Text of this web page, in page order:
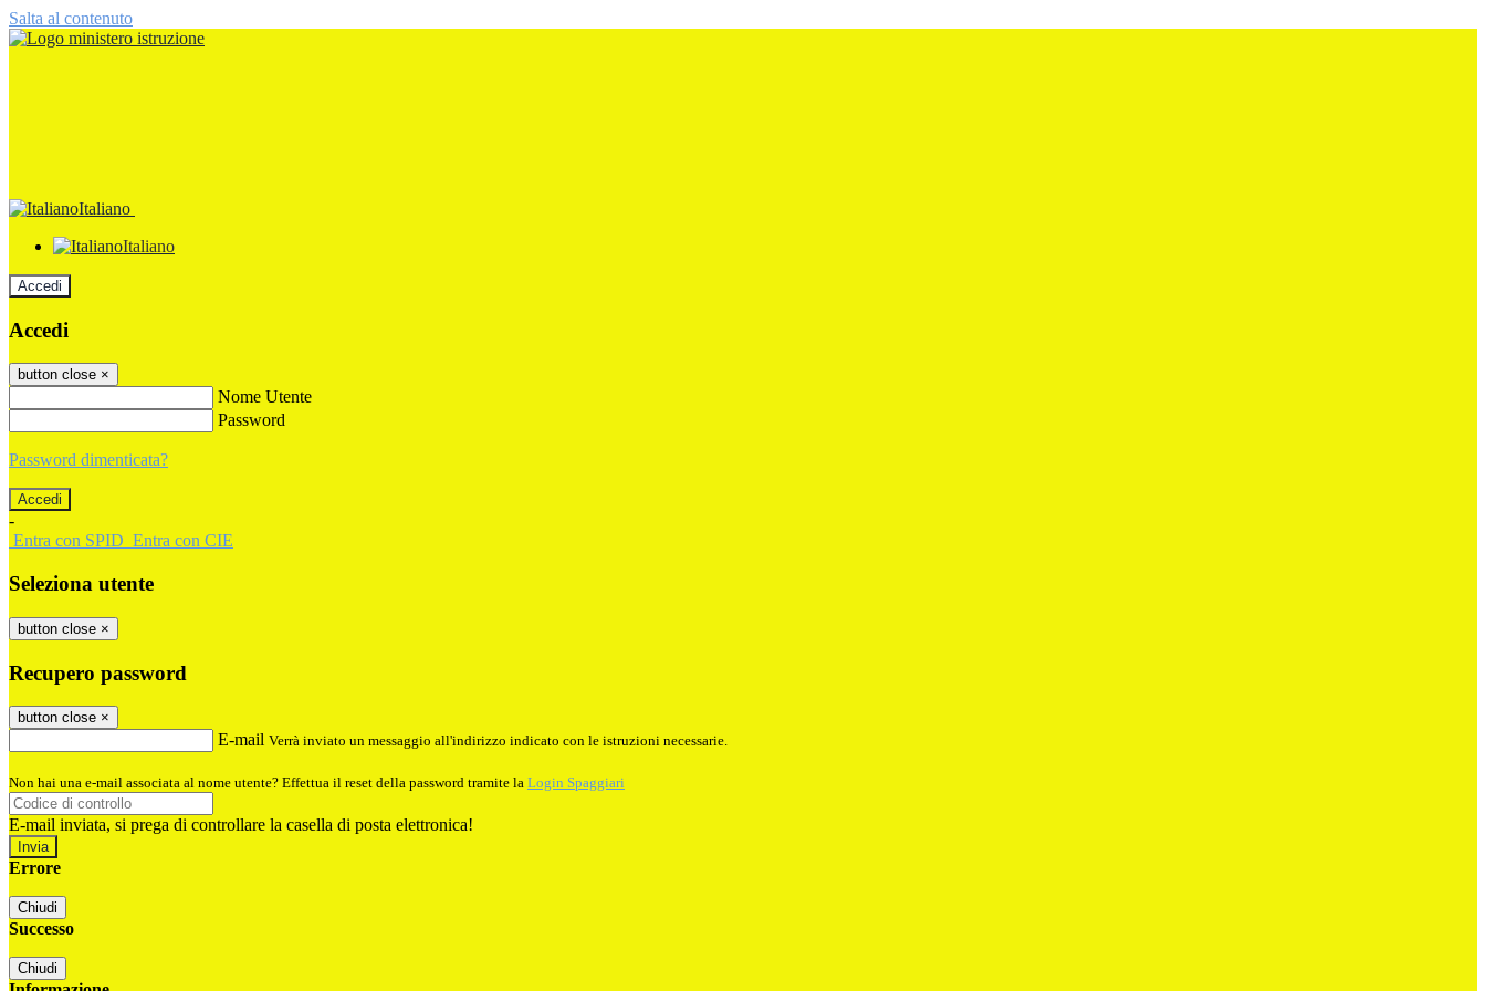
Salta al contenuto
Italiano
Italiano
Accedi
Accedi
button close ×
Nome Utente
Password
Password dimenticata?
-
Entra con SPID Entra con CIE
Seleziona utente
button close ×
Recupero password
button close ×
E-mail Verrà inviato un messaggio all'indirizzo indicato con le istruzioni necessarie.
Non hai una e-mail associata al nome utente? Effettua il reset della password tramite la Login Spaggiari
E-mail inviata, si prega di controllare la casella di posta elettronica!
Errore
Chiudi
Successo
Chiudi